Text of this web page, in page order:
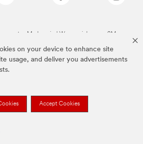
on your device to enhance site
usage, and deliver you advertisements
Accept Cookies
Marken sind Warenzeichen von 3M.